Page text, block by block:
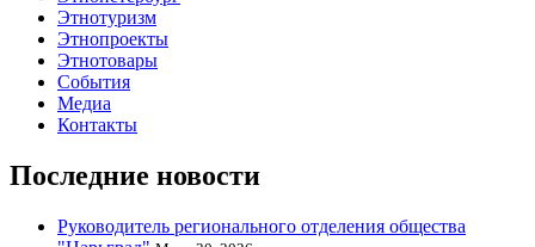
Этнотуризм
Этнопроекты
Этнотовары
События
Медиа
Контакты
Последние новости
Руководитель регионального отделения общества